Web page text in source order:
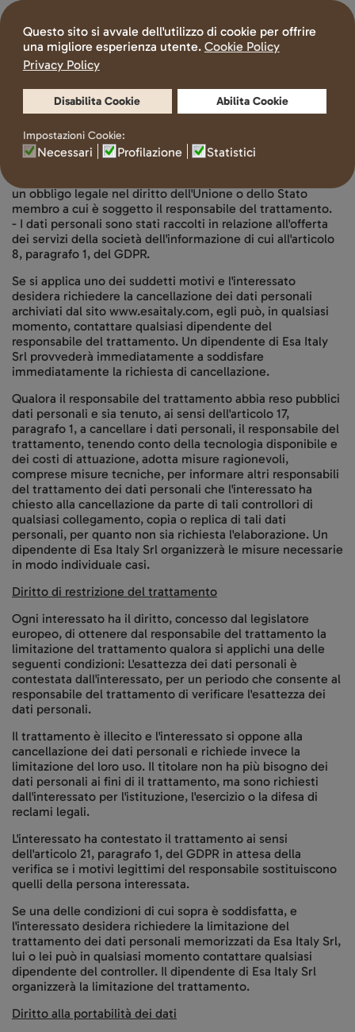
- L'interessato ritira il consenso a cui il trattamento si basa
in conformità dell'articolo 6, paragrafo 1, lettera a), del
GDPR, o dell'articolo 9, paragrafo 2, lettera a), del GDPR, e
laddove non vi sia altra base legale per l'elaborazione.
- L'interessato si oppone al trattamento ai sensi
dell'articolo 21, paragrafo 1, del GDPR e non sussiste alcun
motivo legittimo legittimo per il trattamento o
l'interessato si oppone al trattamento ai sensi dell'articolo
21, paragrafo 2, del GDPR.
- I dati personali sono stati trattati illecitamente.
un obbligo legale nel diritto dell'Unione o dello Stato
membro a cui è soggetto il responsabile del trattamento.
- I dati personali sono stati raccolti in relazione all'offerta
dei servizi della società dell'informazione di cui all'articolo
8, paragrafo 1, del GDPR.
Se si applica uno dei suddetti motivi e l'interessato
desidera richiedere la cancellazione dei dati personali
archiviati dal sito www.esaitaly.com, egli può, in qualsiasi
momento, contattare qualsiasi dipendente del
responsabile del trattamento. Un dipendente di Esa Italy
Srl provvederà immediatamente a soddisfare
immediatamente la richiesta di cancellazione.
Qualora il responsabile del trattamento abbia reso pubblici
dati personali e sia tenuto, ai sensi dell'articolo 17,
paragrafo 1, a cancellare i dati personali, il responsabile del
trattamento, tenendo conto della tecnologia disponibile e
dei costi di attuazione, adotta misure ragionevoli,
comprese misure tecniche, per informare altri responsabili
del trattamento dei dati personali che l'interessato ha
chiesto alla cancellazione da parte di tali controllori di
qualsiasi collegamento, copia o replica di tali dati
personali, per quanto non sia richiesta l'elaborazione. Un
dipendente di Esa Italy Srl organizzerà le misure necessarie
in modo individuale casi.
Diritto di restrizione del trattamento
Ogni interessato ha il diritto, concesso dal legislatore
europeo, di ottenere dal responsabile del trattamento la
limitazione del trattamento qualora si applichi una delle
seguenti condizioni: L'esattezza dei dati personali è
contestata dall'interessato, per un periodo che consente al
responsabile del trattamento di verificare l'esattezza dei
dati personali.
Il trattamento è illecito e l'interessato si oppone alla
cancellazione dei dati personali e richiede invece la
limitazione del loro uso. Il titolare non ha più bisogno dei
dati personali ai fini di il trattamento, ma sono richiesti
dall'interessato per l'istituzione, l'esercizio o la difesa di
reclami legali.
L'interessato ha contestato il trattamento ai sensi
dell'articolo 21, paragrafo 1, del GDPR in attesa della
verifica se i motivi legittimi del responsabile sostituiscono
quelli della persona interessata.
Se una delle condizioni di cui sopra è soddisfatta, e
l'interessato desidera richiedere la limitazione del
trattamento dei dati personali memorizzati da Esa Italy Srl,
lui o lei può in qualsiasi momento contattare qualsiasi
dipendente del controller. Il dipendente di Esa Italy Srl
organizzerà la limitazione del trattamento.
Diritto alla portabilità dei dati